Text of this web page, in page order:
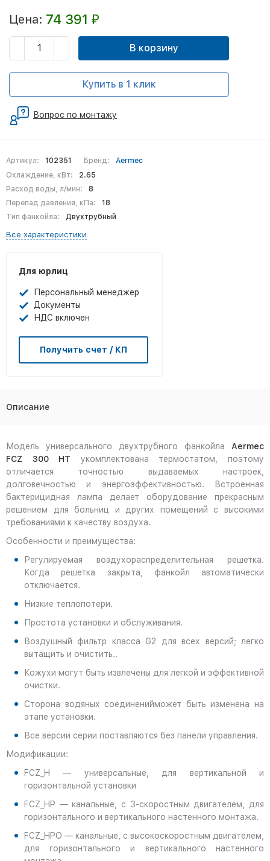
Артикул: 102351 Бренд:
Aermec
Охлаждение, кВт:
2.65
Расход воды, л/мин:
8
Перепад давления, кПа:
18
Тип фанкойла:
Двухтрубный
Все характеристики
Для юрлиц
Персональный менеджер
Документы
НДС включен
Получить счет / КП
Цена: 74 391 ₽
В корзину
Купить в 1 клик
Вопрос по монтажу
Описание
Модель универсального двухтрубного фанкойла Aermec
FCZ 300 HT укомплектована термостатом, поэтому
отличается точностью выдаваемых настроек,
долговечностью и энергоэффективностью. Встроенная
бактерицидная лампа делает оборудование прекрасным
решением для больниц и других помещений с высокими
требованиями к качеству воздуха.
Особенности и преимущества:
Регулируемая воздухораспределительная решетка.
Когда решетка закрыта, фанкойл автоматически
отключается.
Низкие теплопотери.
Простота установки и обслуживания.
Воздушный фильтр класса G2 для всех версий; легко
вытащить и очистить..
Кожухи могут быть извлечены для легкой и эффективной
очистки.
Сторона водяных соединенийможет быть изменена на
этапе установки.
Все версии серии поставляются без панели управления.
Модификации:
FCZ_H — универсальные, для вертикальной и
горизонтальной установки
FCZ_HP — канальные, с 3-скоростным двигателем, для
горизонтального и вертикального настенного монтажа.
FCZ_HPO — канальные, с высокоскоростным двигателем,
для горизонтального и вертикального настенного